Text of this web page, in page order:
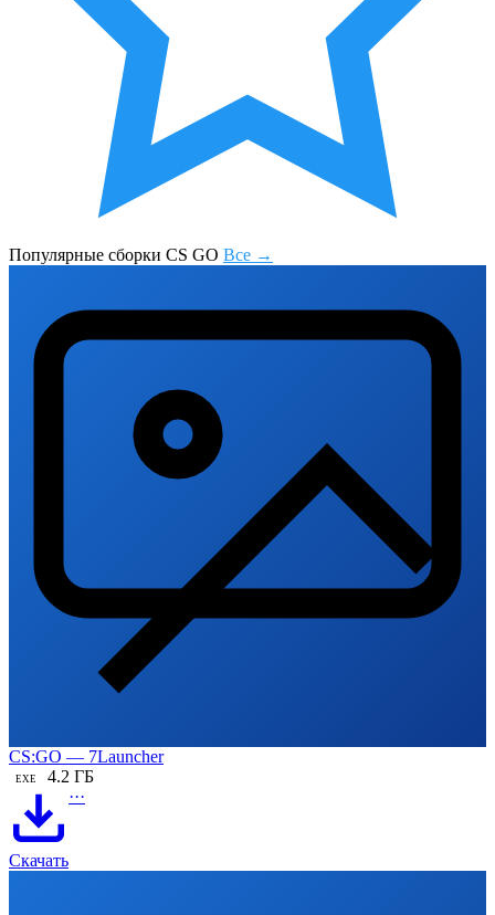
Популярные сборки CS GO Все →
CS:GO — 7Launcher
EXE 4.2 ГБ
Скачать
···